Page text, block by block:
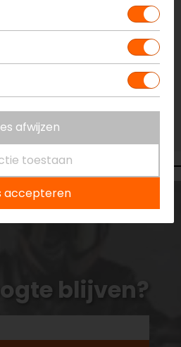
Niet op voorraad
Niet op voorraad
Niet op voorraad
blijven?
afwijzen
toestaan
accepteren